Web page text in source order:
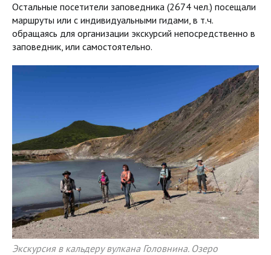
Остальные посетители заповедника (2674 чел.) посещали
маршруты или с индивидуальными гидами, в т.ч.
обращаясь для организации экскурсий непосредственно в
заповедник, или самостоятельно.
Экскурсия в кальдеру вулкана Головнина. Озеро